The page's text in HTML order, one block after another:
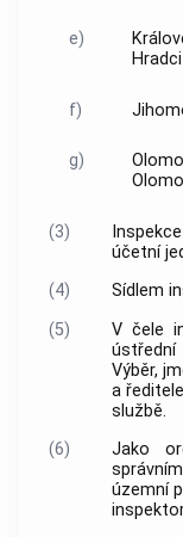
e)
f)
g)
(3)
účetní
(4)
Sídlem
(5)
V čele
Výběr,
a
službě.
(6)
Jako
územní